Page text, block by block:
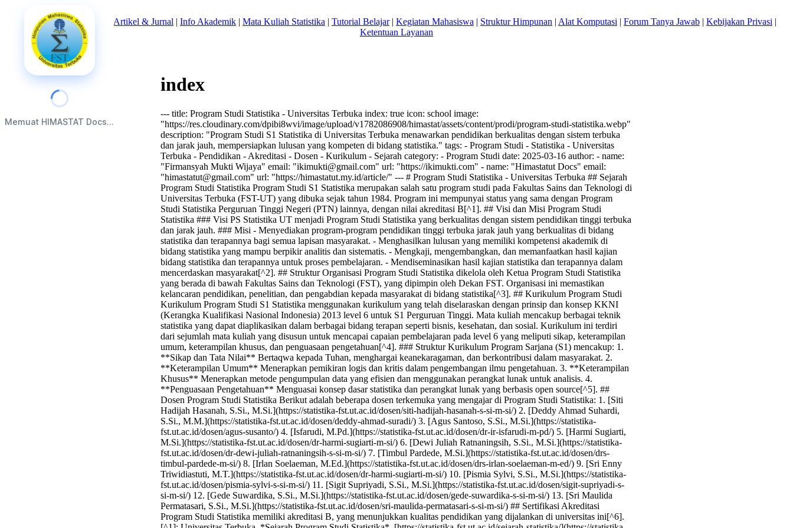
Memuat HIMASTAT Docs...
Beranda|Tentang Kami Artikel & Jurnal | Info Akademik | Mata Kuliah Statistika | Tutorial Belajar| Kegiatan Mahasiswa | Struktur Himpunan | Alat Komputasi | Forum Tanya Jawab | Kebijakan Privasi |
Ketentuan Layanan
index
--- title: Program Studi Statistika - Universitas Terbuka index: true icon: school image:
"https://res.cloudinary.com/dpibi8wvi/image/upload/v1782086908/himastat/assets/content/prodi/program-studi-statistika.webp"
description: "Program Studi S1 Statistika di Universitas Terbuka menawarkan pendidikan berkualitas dengan sistem terbuka
dan jarak jauh, mempersiapkan lulusan yang kompeten di bidang statistika." tags: - Program Studi - Statistika - Universitas
Terbuka - Pendidikan - Akreditasi - Dosen - Kurikulum - Sejarah category: - Program Studi date: 2025-03-16 author: - name:
"Firmansyah Mukti Wijaya" email: "ikimukti@gmail.com" url: "https://ikimukti.com" - name: "Himastatut Docs" email:
"himastatut@gmail.com" url: "https://himastatut.my.id/article/" --- # Program Studi Statistika - Universitas Terbuka ## Sejarah
Program Studi Statistika Program Studi S1 Statistika merupakan salah satu program studi pada Fakultas Sains dan Teknologi di
Universitas Terbuka (FST-UT) yang dibuka sejak tahun 1984. Program ini mempunyai status yang sama dengan Program
Studi Statistika Perguruan Tinggi Negeri (PTN) lainnya, dengan nilai akreditasi B[^1]. ## Visi dan Misi Program Studi
Statistika ### Visi PS Statistika UT menjadi Program Studi Statistika yang berkualitas dengan sistem pendidikan tinggi terbuka
dan jarak jauh. ### Misi - Menyediakan program-program pendidikan tinggi terbuka jarak jauh yang berkualitas di bidang
statistika dan terapannya bagi semua lapisan masyarakat. - Menghasilkan lulusan yang memiliki kompetensi akademik di
bidang statistika yang mampu berpikir analitis dan sistematis. - Mengkaji, mengembangkan, dan memanfaatkan hasil kajian
bidang statistika dan terapannya untuk proses pembelajaran. - Mendiseminasikan hasil kajian statistika dan terapannya dalam
mencerdaskan masyarakat[^2]. ## Struktur Organisasi Program Studi Statistika dikelola oleh Ketua Program Studi Statistika
yang berada di bawah Fakultas Sains dan Teknologi (FST), yang dipimpin oleh Dekan FST. Organisasi ini memastikan
kelancaran pendidikan, penelitian, dan pengabdian kepada masyarakat di bidang statistika[^3]. ## Kurikulum Program Studi
Kurikulum Program Studi S1 Statistika menggunakan kurikulum yang telah diselaraskan dengan prinsip dan konsep KKNI
(Kerangka Kualifikasi Nasional Indonesia) 2013 level 6 untuk S1 Perguruan Tinggi. Mata kuliah mencakup berbagai teknik
statistika yang dapat diaplikasikan dalam berbagai bidang terapan seperti bisnis, kesehatan, dan sosial. Kurikulum ini terdiri
dari sejumlah mata kuliah yang disusun untuk mencapai capaian pembelajaran pada level 6 yang meliputi sikap, keterampilan
umum, keterampilan khusus, dan penguasaan pengetahuan[^4]. ### Struktur Kurikulum Program Sarjana (S1) mencakup: 1.
**Sikap dan Tata Nilai** Bertaqwa kepada Tuhan, menghargai keanekaragaman, dan berkontribusi dalam masyarakat. 2.
**Keterampilan Umum** Menerapkan pemikiran logis dan kritis dalam pengembangan ilmu pengetahuan. 3. **Keterampilan
Khusus** Menerapkan metode pengumpulan data yang efisien dan menggunakan perangkat lunak untuk analisis. 4.
**Penguasaan Pengetahuan** Menguasai konsep dasar statistika dan perangkat lunak yang berbasis open source[^5]. ##
Dosen Program Studi Statistika Berikut adalah beberapa dosen terkemuka yang mengajar di Program Studi Statistika: 1. [Siti
Hadijah Hasanah, S.Si., M.Si.](https://statistika-fst.ut.ac.id/dosen/siti-hadijah-hasanah-s-si-m-si/) 2. [Deddy Ahmad Suhardi,
S.Si., M.M.](https://statistika-fst.ut.ac.id/dosen/deddy-ahmad-suradi/) 3. [Agus Santoso, S.Si., M.Si.](https://statistika-
fst.ut.ac.id/dosen/agus-susanto/) 4. [Isfarudi, M.Pd.](https://statistika-fst.ut.ac.id/dosen/dr-ir-isfarudi-m-pd/) 5. [Harmi Sugiarti,
M.Si.](https://statistika-fst.ut.ac.id/dosen/dr-harmi-sugiarti-m-si/) 6. [Dewi Juliah Ratnaningsih, S.Si., M.Si.](https://statistika-
fst.ut.ac.id/dosen/dr-dewi-juliah-ratnaningsih-s-si-m-si/) 7. [Timbul Pardede, M.Si.](https://statistika-fst.ut.ac.id/dosen/drs-
timbul-pardede-m-si/) 8. [Irlan Soelaeman, M.Ed.](https://statistika-fst.ut.ac.id/dosen/drs-irlan-soelaeman-m-ed/) 9. [Sri Enny
Triwidiastuti, M.T.](https://statistika-fst.ut.ac.id/dosen/dr-harmi-sugiarti-m-si/) 10. [Pismia Sylvi, S.Si., M.Si.](https://statistika-
fst.ut.ac.id/dosen/pismia-sylvi-s-si-m-si/) 11. [Sigit Supriyadi, S.Si., M.Si.](https://statistika-fst.ut.ac.id/dosen/sigit-supriyadi-s-
si-m-si/) 12. [Gede Suwardika, S.Si., M.Si.](https://statistika-fst.ut.ac.id/dosen/gede-suwardika-s-si-m-si/) 13. [Sri Maulida
Permatasari, S.Si., M.Si.](https://statistika-fst.ut.ac.id/dosen/sri-maulida-permatasari-s-si-m-si/) ## Sertifikasi Akreditasi
Program Studi Statistika memiliki akreditasi B, yang menunjukkan kualitas pendidikan yang dijalankan di universitas ini[^6].